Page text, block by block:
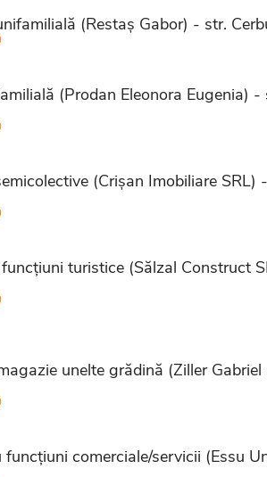
(Restaș Gabor) - str.
(Prodan Eleonora Eugenia) -
(Crișan Imobiliare SRL)
turistice (Sălzal Construct
unelte grădină (Ziller
comerciale/servicii (Essu